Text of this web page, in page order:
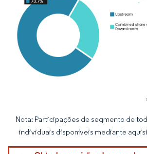
Imagem © Mordor Intelligence. O reuso requer
Nota: Participações de segmento de
individuais disponíveis mediante